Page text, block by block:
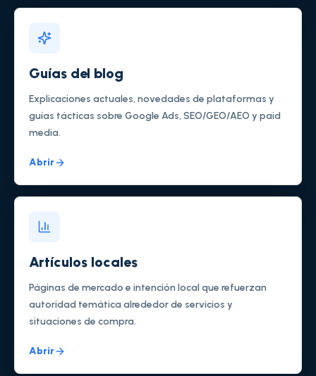
Guías del blog
Explicaciones actuales, novedades de plataformas y
guías tácticas sobre Google Ads, SEO/GEO/AEO y paid
media.
Abrir
Artículos locales
Páginas de mercado e intención local que refuerzan
autoridad temática alrededor de servicios y
situaciones de compra.
Abrir